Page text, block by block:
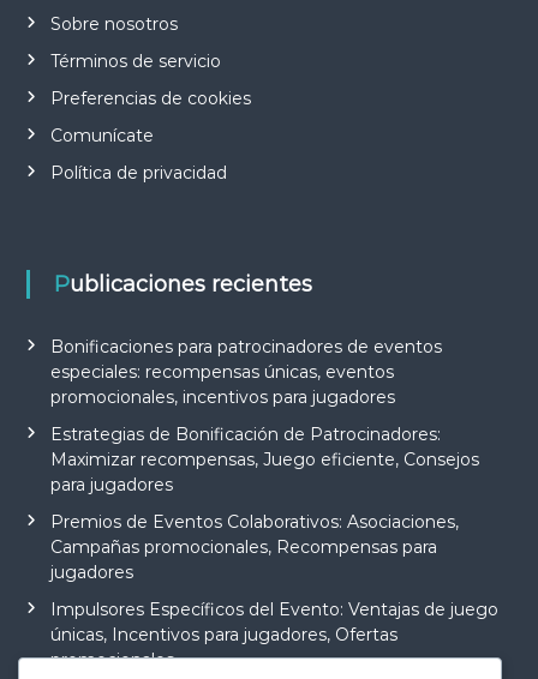
Sobre nosotros
Términos de servicio
Preferencias de cookies
Comunícate
Política de privacidad
Publicaciones recientes
Bonificaciones para patrocinadores de eventos
especiales: recompensas únicas, eventos
promocionales, incentivos para jugadores
Estrategias de Bonificación de Patrocinadores:
Maximizar recompensas, Juego eficiente, Consejos
para jugadores
Premios de Eventos Colaborativos: Asociaciones,
Campañas promocionales, Recompensas para
jugadores
Impulsores Específicos del Evento: Ventajas de juego
únicas, Incentivos para jugadores, Ofertas
promocionales